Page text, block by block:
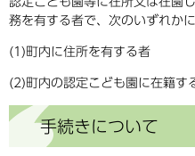
務を有する者で、次のいずれか
(1)町内に住所を有する者
(2)町内の認定こども園に在籍す
手続きについて